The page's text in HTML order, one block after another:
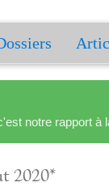
notre rapport à
2020*